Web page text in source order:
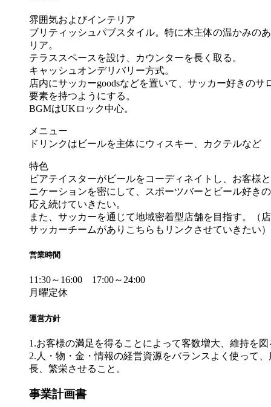
雰囲気およびインテリア
ブリティッシュパブスタイル。特に木主体の温かみの
リア。
テラススペースを設け、カウンターを長く取る。
キャッシュオンデリバリー方式。
店内にサッカーgoodsなどを置いて、サッカー好きのサ
要素を持つようにする。
BGMはUKロック中心。
メニュー
ドリンクはビールを主体にウィスキー、カクテルなど
特色
ビアテイスターがビールをコーディネイトし、お客様
ニケーションを密にして、スポーツバーとビール好き
応え続けていきたい。
また、サッカーを通じて地域密着型店舗を目指す。（
サッカーチームがありこちらもリンクさせていきたい）
営業時間
11:30～16:00 17:00～24:00
月曜定休
運営方針
1.お客様の満足を得ることによって客数増大、維持を図
2.人・物・金・情報の経営資源をバランスよく使って、
長、繁栄させること。
事業計画書